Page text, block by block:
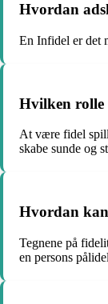
Hvordan
En Infidel er det
Hvilken rolle
At være fidel
skabe sunde og
Hvordan
Tegnene på
en persons